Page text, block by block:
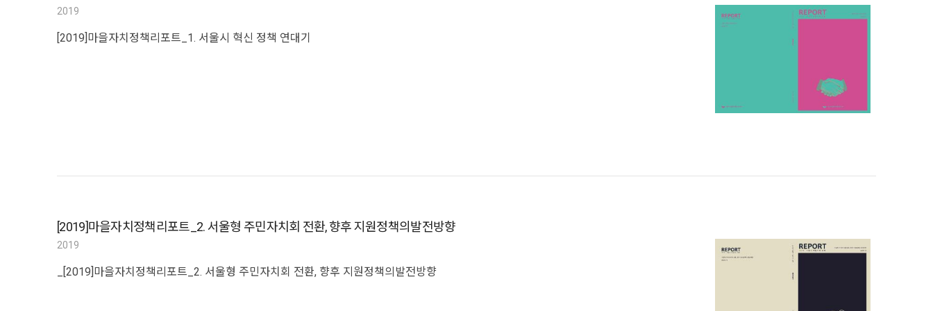
2019
[2019]마을자치정책리포트_1. 서울시 혁신 정책 연대기
[2019]마을자치정책리포트_2. 서울형 주민자치회 전환, 향후 지원정책의발전방향
2019
_[2019]마을자치정책리포트_2. 서울형 주민자치회 전환, 향후 지원정책의발전방향